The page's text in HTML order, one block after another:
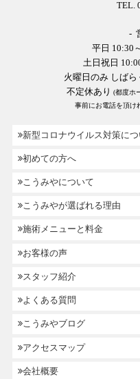
TEL.
-
平日 10:30
土日祝日
火曜日のみ しばら
不定休あり (都度ホ
事前にお電話を頂け
新型コロナウイルス対策につ
初めての方へ
こうみやについて
こうみやが選ばれる理由
施術メニューと料金
お客様の声
スタッフ紹介
よくある質問
こうみやブログ
アクセスマップ
会社概要